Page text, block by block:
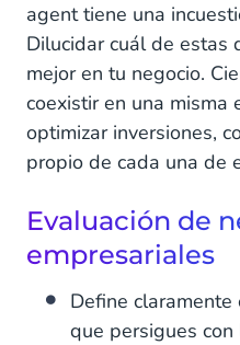
agent tiene una
Dilucidar cuál de estas
mejor en tu negocio.
coexistir en una misma
optimizar inversiones,
propio de cada una de
Evaluación de
empresariales
Define
que persigues